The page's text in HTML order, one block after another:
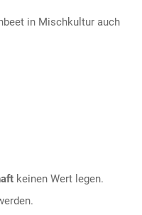
in Mischkultur auch
keinen Wert legen.